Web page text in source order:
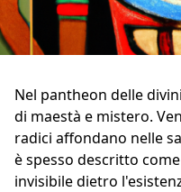
Nel pantheon delle
di maestà e mistero.
radici affondano nelle
è spesso descritto
invisibile dietro